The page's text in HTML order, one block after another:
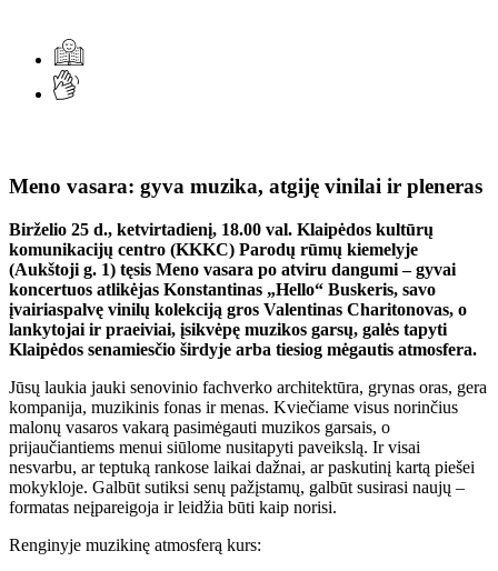
Meno vasara: gyva muzika, atgiję vinilai ir pleneras
Birželio 25 d., ketvirtadienį, 18.00 val. Klaipėdos kultūrų
komunikacijų centro (KKKC) Parodų rūmų kiemelyje
(Aukštoji g. 1) tęsis Meno vasara po atviru dangumi – gyvai
koncertuos atlikėjas Konstantinas „Hello“ Buskeris, savo
įvairiaspalvę vinilų kolekciją gros Valentinas Charitonovas, o
lankytojai ir praeiviai, įsikvėpę muzikos garsų, galės tapyti
Klaipėdos senamiesčio širdyje arba tiesiog mėgautis atmosfera.
Jūsų laukia jauki senovinio fachverko architektūra, grynas oras, gera
kompanija, muzikinis fonas ir menas. Kviečiame visus norinčius
malonų vasaros vakarą pasimėgauti muzikos garsais, o
prijaučiantiems menui siūlome nusitapyti paveikslą. Ir visai
nesvarbu, ar teptuką rankose laikai dažnai, ar paskutinį kartą piešei
mokykloje. Galbūt sutiksi senų pažįstamų, galbūt susirasi naujų –
formatas neįpareigoja ir leidžia būti kaip norisi.
Renginyje muzikinę atmosferą kurs: